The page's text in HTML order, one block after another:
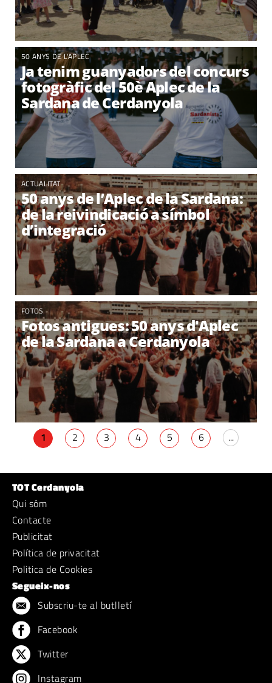
50 ANYS DE L'APLEC
Ja tenim guanyadors del concurs
fotogràfic del 50è Aplec de la
Sardana de Cerdanyola
ACTUALITAT
50 anys de l’Aplec de la Sardana:
de la reivindicació a símbol
d’integració
FOTOS
Fotos antigues: 50 anys d'Aplec
de la Sardana a Cerdanyola
1 2 3 4 5 6 ...
TOT Cerdanyola
Qui sóm
Contacte
Publicitat
Política de privacitat
Politica de Cookies
Segueix-nos
Subscriu-te al butlletí
Facebook
Twitter
Instagram